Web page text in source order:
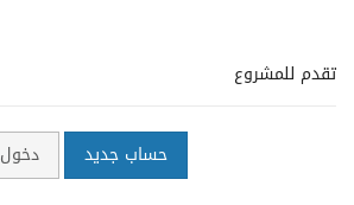
تقدم للمشروع
حساب جديد دخول